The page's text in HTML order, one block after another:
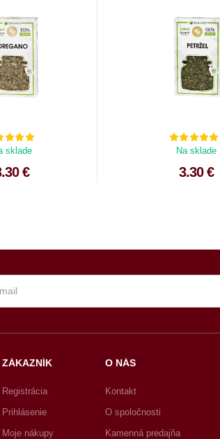
sklade
€
Na sklade
3.30 €
ZÁKAZNÍK
Registrácia
Prihlásenie
Moje nákupy
O NÁS
Kontakt
O spoločnosti
Kamenná predajňa